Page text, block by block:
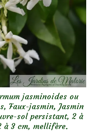
jasminoides ou
Faux-jasmin, Jasmin
sol persistant, 2 à
à 3 cm, mellifère.